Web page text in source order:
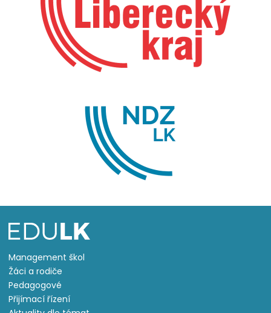
Management škol
Žáci a rodiče
Pedagogové
Přijímací řízení